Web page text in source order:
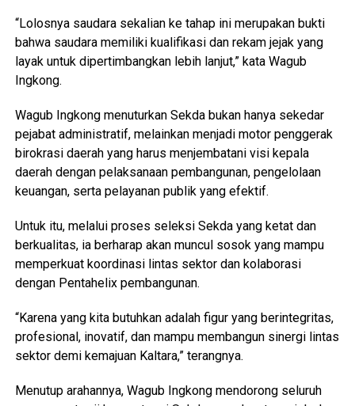
“Lolosnya saudara sekalian ke tahap ini merupakan bukti
bahwa saudara memiliki kualifikasi dan rekam jejak yang
layak untuk dipertimbangkan lebih lanjut,” kata Wagub
Ingkong.
Wagub Ingkong menuturkan Sekda bukan hanya sekedar
pejabat administratif, melainkan menjadi motor penggerak
birokrasi daerah yang harus menjembatani visi kepala
daerah dengan pelaksanaan pembangunan, pengelolaan
keuangan, serta pelayanan publik yang efektif.
Untuk itu, melalui proses seleksi Sekda yang ketat dan
berkualitas, ia berharap akan muncul sosok yang mampu
memperkuat koordinasi lintas sektor dan kolaborasi
dengan Pentahelix pembangunan.
“Karena yang kita butuhkan adalah figur yang berintegritas,
profesional, inovatif, dan mampu membangun sinergi lintas
sektor demi kemajuan Kaltara,” terangnya.
Menutup arahannya, Wagub Ingkong mendorong seluruh